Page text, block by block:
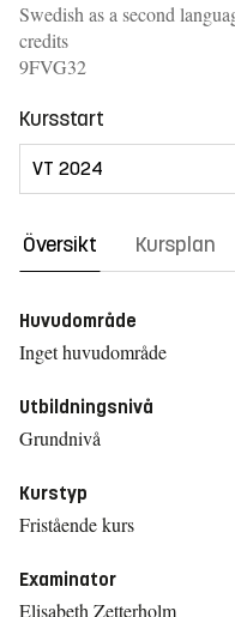
Swedish as a second
credits
9FVG32
Kursstart
Översikt Kursplan
Huvudområde
Inget huvudområde
Utbildningsnivå
Grundnivå
Kurstyp
Fristående kurs
Examinator
Elisabeth Zetterholm